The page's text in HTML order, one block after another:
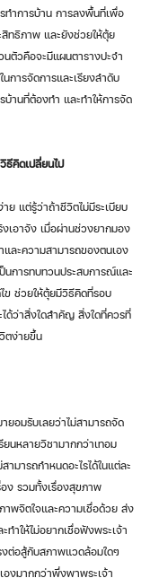
ทำการบ้าน การลงพื้นที่เพื่อ
ทธิภาพ และยังช่วยให้ตุ้ย
ตัวคือจะมีแผนตารางปะจำ
การจัดการและเรียงลำดับ
านที่ต้องทำ และทำให้การจัด
ธีคิดเปลี่ยนไป
เอาจัง เมื่อผ่านช่วงยากมอง
ละความสามารถของตนเอง
นการทบทวนประสบการณ์และ
ข ช่วยให้ตุ้ยมีวิธีคิดที่รอบ
ด้ว่าสิ่งใดสำคัญ สิ่งใดที่ควรที่
ตง่ายขึ้น
ยนหลายวิชามากกว่าเทอม
ามารถกำหนดอะไรได้ในแต่ละ
ง รวมทั้งเรื่องสุขภาพ
พจิตใจและความเชื่อด้วย ส่ง
ทำให้ไม่อยากเชื่อฟังพระเจ้า
ต่อสู้กับสภาพแวดล้อมใดๆ
งมากกว่าพึ่งพาพระเจ้า